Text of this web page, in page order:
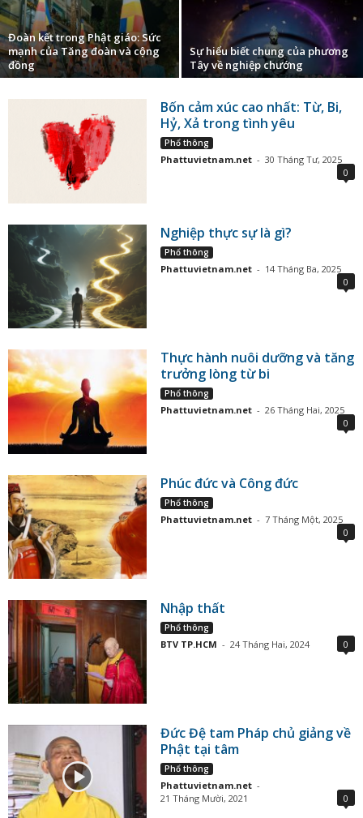
Đoàn kết trong Phật giáo: Sức
mạnh của Tăng đoàn và cộng
đồng
Sự hiểu biết chung của phương
Tây về nghiệp chướng
Bốn cảm xúc cao nhất: Từ, Bi,
Hỷ, Xả trong tình yêu
Phổ thông
Phattuvietnam.net - 30 Tháng Tư, 2025
0
Nghiệp thực sự là gì?
Phổ thông
Phattuvietnam.net - 14 Tháng Ba, 2025
0
Thực hành nuôi dưỡng và tăng
trưởng lòng từ bi
Phổ thông
Phattuvietnam.net - 26 Tháng Hai, 2025
0
Phúc đức và Công đức
Phổ thông
Phattuvietnam.net - 7 Tháng Một, 2025
0
Nhập thất
Phổ thông
BTV TP.HCM - 24 Tháng Hai, 2024 0
Đức Đệ tam Pháp chủ giảng về
Phật tại tâm
Phổ thông
Phattuvietnam.net -
21 Tháng Mười, 2021
0